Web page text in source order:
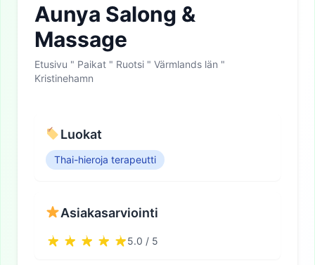
Aunya Salong &
Massage
Etusivu " Paikat " Ruotsi " Värmlands län "
Kristinehamn
Luokat
Thai-hieroja terapeutti
Asiakasarviointi
5.0 / 5